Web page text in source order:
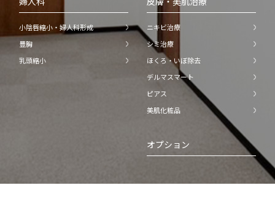
小陰唇縮小・婦人科形成
豊胸
乳頭縮小
ニキビ治療
シミ治療
ほくろ・いぼ除去
デルマスマート
ピアス
美肌化粧品
オプション